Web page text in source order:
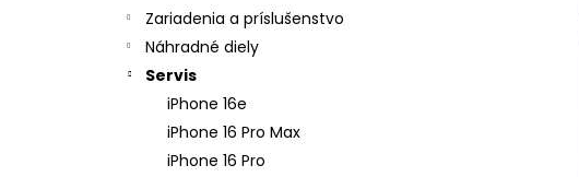
Zariadenia a príslušenstvo
Náhradné diely
Servis
iPhone 16e
iPhone 16 Pro Max
iPhone 16 Pro